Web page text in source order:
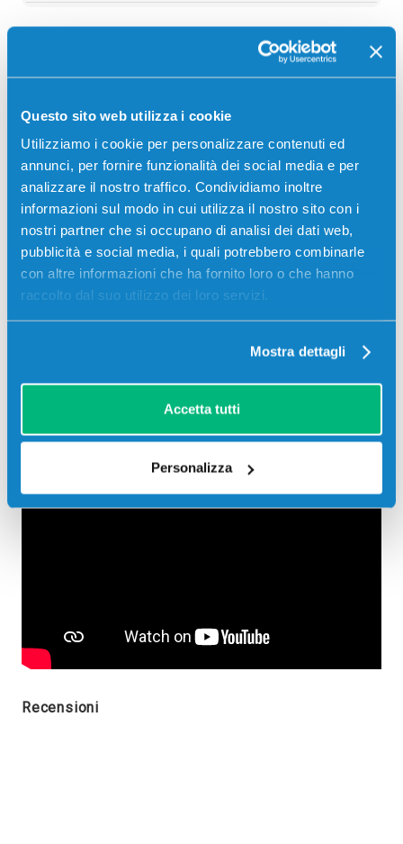
Questo sito web utilizza i cookie
Utilizziamo i cookie per personalizzare contenuti ed
annunci, per fornire funzionalità dei social media e per
analizzare il nostro traffico. Condividiamo inoltre
informazioni sul modo in cui utilizza il nostro sito con i
nostri partner che si occupano di analisi dei dati web,
pubblicità e social media, i quali potrebbero combinarle
con altre informazioni che ha fornito loro o che hanno
raccolto dal suo utilizzo dei loro servizi.
Mostra dettagli
Accetta tutti
Personalizza
Toner compatibile Hp W1350X 135X SENZA CHIP
NERO 2400 pagine per Stampanti: Hp LASERJET
M209DW, Hp LASERJET MFP M234DW, Hp LASERJET
MFP M234SDN, Hp LASERJET MFP M234SDW
Recensioni